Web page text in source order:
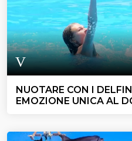
NUOTARE CON I
EMOZIONE UNICA AL